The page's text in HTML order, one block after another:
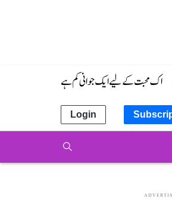
اک محبت کے لیے ایک جوانی کم ہے
Login